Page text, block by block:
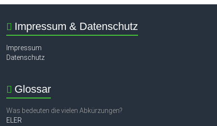
Impressum & Datenschutz
Impressum
Datenschutz
Glossar
Was bedeuten die vielen Abkürzungen?
ELER